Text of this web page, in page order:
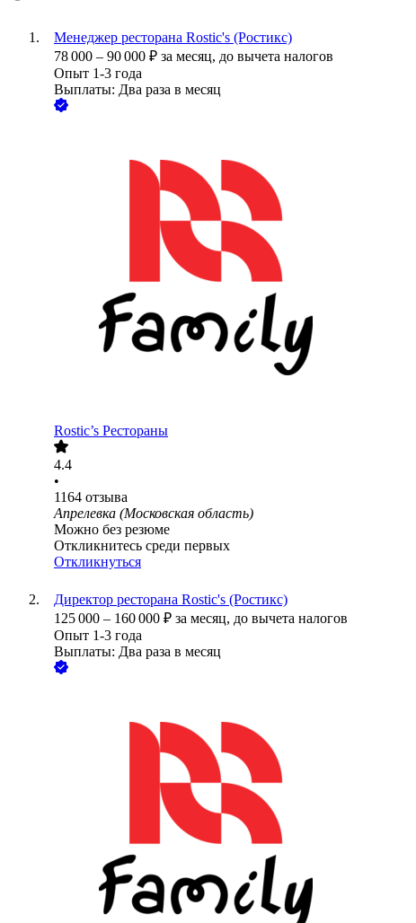
Менеджер ресторана Rostic's (Ростикс)
78 000 – 90 000 ₽ за месяц, до вычета налогов
Опыт 1-3 года
Выплаты: Два раза в месяц
Rostic’s Рестораны
4.4
•
1164 отзыва
Апрелевка (Московская область)
Можно без резюме
Откликнитесь среди первых
Откликнуться
Директор ресторана Rostic's (Ростикс)
125 000 – 160 000 ₽ за месяц, до вычета налогов
Опыт 1-3 года
Выплаты: Два раза в месяц